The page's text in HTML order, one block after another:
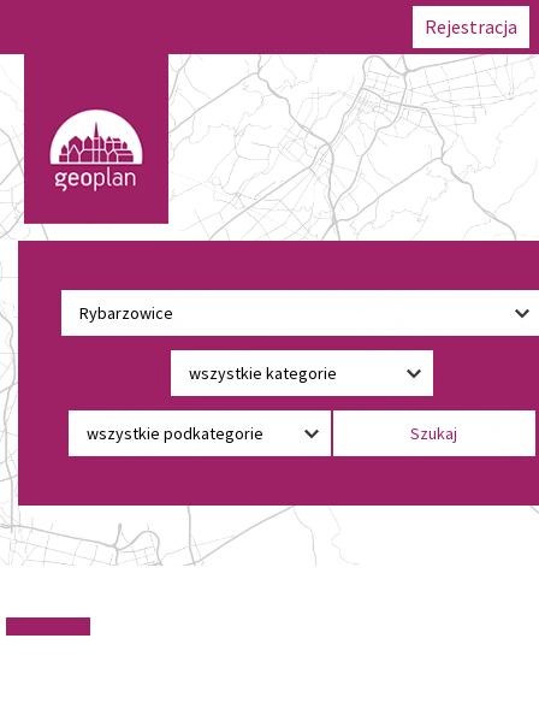
Rejestracja